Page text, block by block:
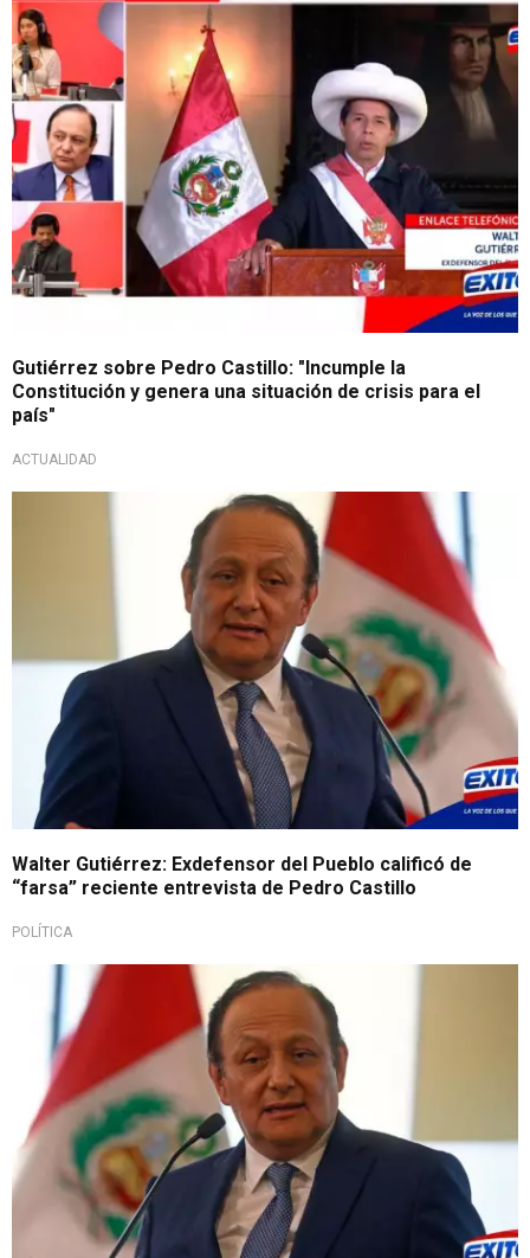
Gutiérrez sobre Pedro Castillo: "Incumple la
Constitución y genera una situación de crisis para el
país"
ACTUALIDAD
Walter Gutiérrez: Exdefensor del Pueblo calificó de
“farsa” reciente entrevista de Pedro Castillo
POLÍTICA